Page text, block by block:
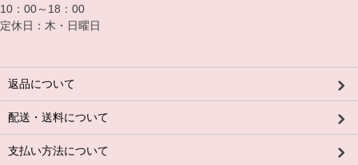
10：00～18：00
定休日：木・日曜日
返品について
配送・送料について
支払い方法について